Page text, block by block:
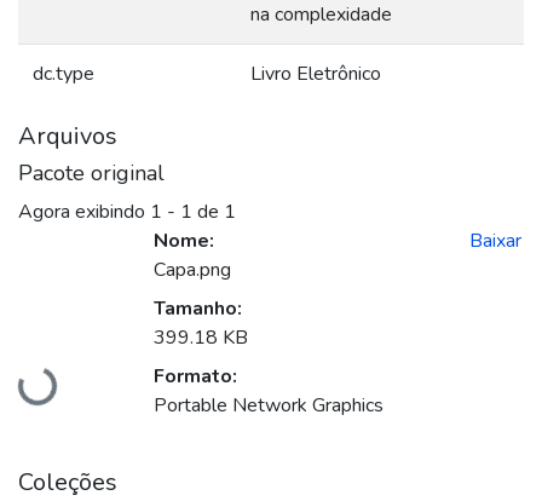
na complexidade
dc.type Livro Eletrônico
Arquivos
Pacote original
Agora exibindo 1 - 1 de 1
Carregando...
Nome:
Capa.png
Tamanho:
399.18 KB
Formato:
Portable Network Graphics
Baixar
Coleções